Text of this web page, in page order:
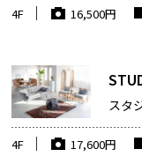
4F 16,500円
スタ
4F 17,600円